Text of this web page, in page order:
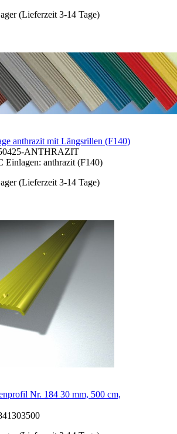
(Lieferzeit 3-14 Tage)
anthrazit mit Längsrillen (F140)
ANTHRAZIT
Einlagen: anthrazit (F140)
(Lieferzeit 3-14 Tage)
Nr. 184 30 mm, 500 cm,